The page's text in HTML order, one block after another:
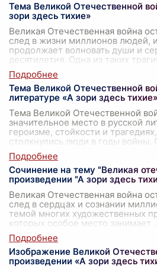
Тема Великой Отечественной
зори здесь тихие»
Великая Отечественная война
след в жизни миллионов людей,
продолжает волновать души и
десятилетия. Одна из таких
Тема Великой Отечественной
литературе «А зори здесь тихие»
Тема Великой Отечественной
значительное место в русской
героизме, стойкости и
столкнулись люди в годы войны.
Сочинение на тему "Великая
произведении "А зори здесь
Великая Отечественная война
след в сердцах и сознании
темой многих художественных
которых особое место занимает
Изображение Великой
произведении «А зори здесь